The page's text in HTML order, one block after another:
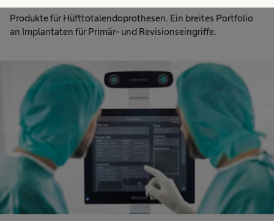
Produkte für Hüfttotalendoprothesen. Ein breites Portfolio
an Implantaten für Primär- und Revisionseingriffe.